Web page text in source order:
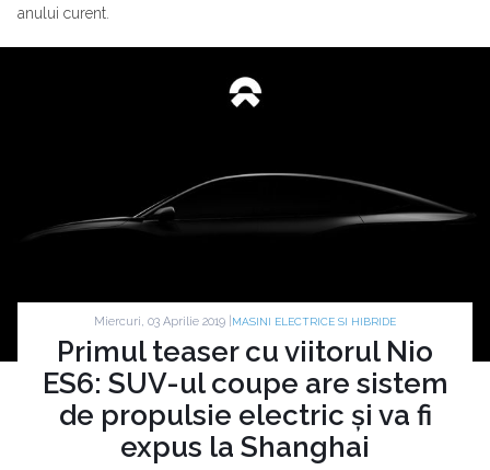
anului curent.
Miercuri, 03 Aprilie 2019 | MASINI ELECTRICE SI HIBRIDE
Primul teaser cu viitorul Nio
ES6: SUV-ul coupe are sistem
de propulsie electric și va fi
expus la Shanghai